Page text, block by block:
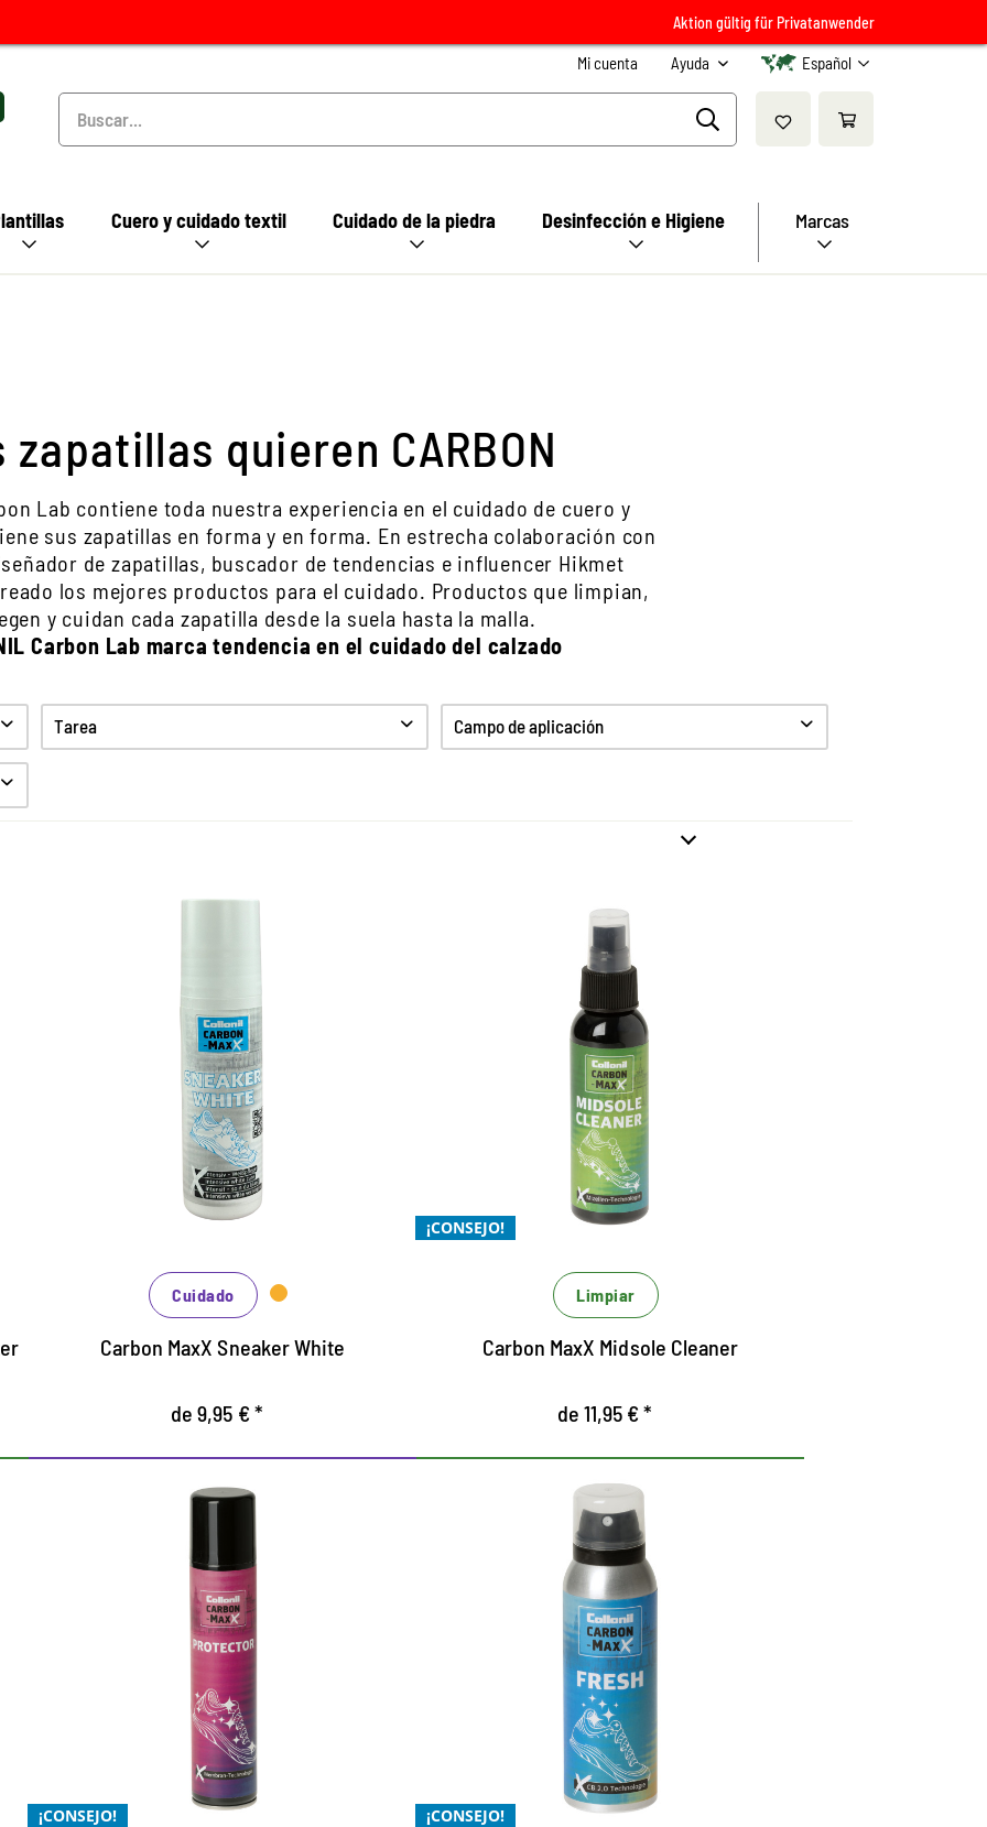
Aktion gültig für Privatanwender
Mi cuenta Ayuda Español
Cuero y cuidado textil Cuidado de la piedra Desinfección e Higiene Marcas
zapatillas quieren CARBON
Lab contiene toda nuestra experiencia en el cuidado de cuero y
sus zapatillas en forma y en forma. En estrecha colaboración con
de zapatillas, buscador de tendencias e influencer Hikmet
los mejores productos para el cuidado. Productos que limpian,
y cuidan cada zapatilla desde la suela hasta la malla.
Carbon Lab marca tendencia en el cuidado del calzado
Tarea Campo de aplicación
Cuidado intensivo y
cubriente para zapatillas
deportivas y calzado
informal
para cuero liso, tejidos y sintéticos
Cubre arañazos y zonas desgastadas de
forma fácil y fiable
Cuidado
Carbon MaxX Sneaker White
de 9,95 € *
¡CONSEJO!
La mejor limpieza de
entresuelas con
tecnología micelar
Sin microplásticos
Para una limpieza Xtra
Xtremadamente potente y
Limpiar
Carbon MaxX Midsole Cleaner
de 11,95 € *
¡CONSEJO!
Tecnología de membrana
Collonil para una
protección Xtra
Protección extra en condiciones húmedas
Xtra defensa contra la suciedad
Xtra económico, necesita aplicarse con
¡CONSEJO!
Tecnología CB 2.0 para la
máxima frescura
Absorbe eficazmente las moléculas de olor
mediante encapsulación
Frescor extra con una fragancia fresca
Xtra potente